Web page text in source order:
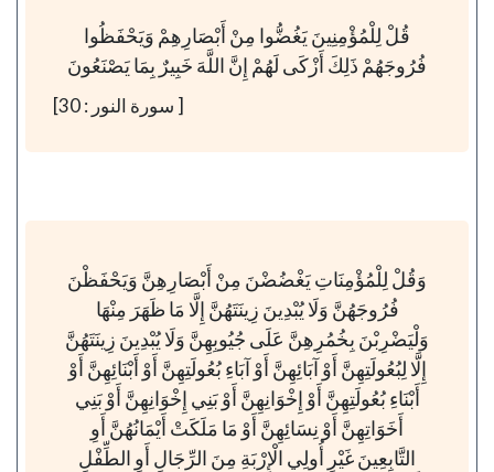
قُلْ لِلْمُؤْمِنِينَ يَغُضُّوا مِنْ أَبْصَارِهِمْ وَيَحْفَظُوا
فُرُوجَهُمْ ذَلِكَ أَزْكَى لَهُمْ إِنَّ اللَّهَ خَبِيرٌ بِمَا يَصْنَعُونَ
[ سورة النور : 30]
وَقُلْ لِلْمُؤْمِنَاتِ يَغْضُضْنَ مِنْ أَبْصَارِهِنَّ وَيَحْفَظْنَ
فُرُوجَهُنَّ وَلَا يُبْدِينَ زِينَتَهُنَّ إِلَّا مَا ظَهَرَ مِنْهَا
وَلْيَضْرِبْنَ بِخُمُرِهِنَّ عَلَى جُيُوبِهِنَّ وَلَا يُبْدِينَ زِينَتَهُنَّ
إِلَّا لِبُعُولَتِهِنَّ أَوْ آبَائِهِنَّ أَوْ آبَاءِ بُعُولَتِهِنَّ أَوْ أَبْنَائِهِنَّ أَوْ
أَبْنَاءِ بُعُولَتِهِنَّ أَوْ إِخْوَانِهِنَّ أَوْ بَنِي إِخْوَانِهِنَّ أَوْ بَنِي
أَخَوَاتِهِنَّ أَوْ نِسَائِهِنَّ أَوْ مَا مَلَكَتْ أَيْمَانُهُنَّ أَوِ
التَّابِعِينَ غَيْرِ أُولِي الْإِرْبَةِ مِنَ الرِّجَالِ أَوِ الطِّفْلِ